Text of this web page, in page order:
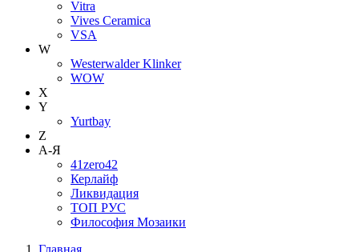
Vitra
Vives Ceramica
VSA
W
Westerwalder Klinker
WOW
X
Y
Yurtbay
Z
А-Я
41zero42
Керлайф
Ликвидация
ТОП РУС
Философия Мозаики
Главная